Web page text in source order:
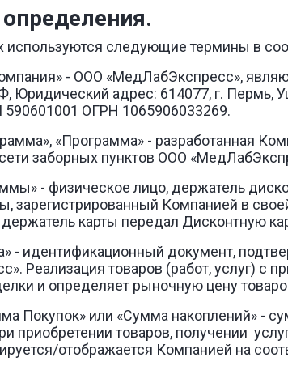
используются следующие термины в
- ООО «МедЛабЭкспресс»,
Юридический адрес: 614077, г. Пермь,
ОГРН 1065906033269.
«Программа» - разработанная
заборных пунктов ООО
- физическое лицо, держатель
зарегистрированный Компанией в
карты передал Дисконтную
- идентификационный документ,
Реализация товаров (работ, услуг) с
и определяет рыночную цену
Покупок» или «Сумма накоплений» -
приобретении товаров, получении
отображается Компанией на